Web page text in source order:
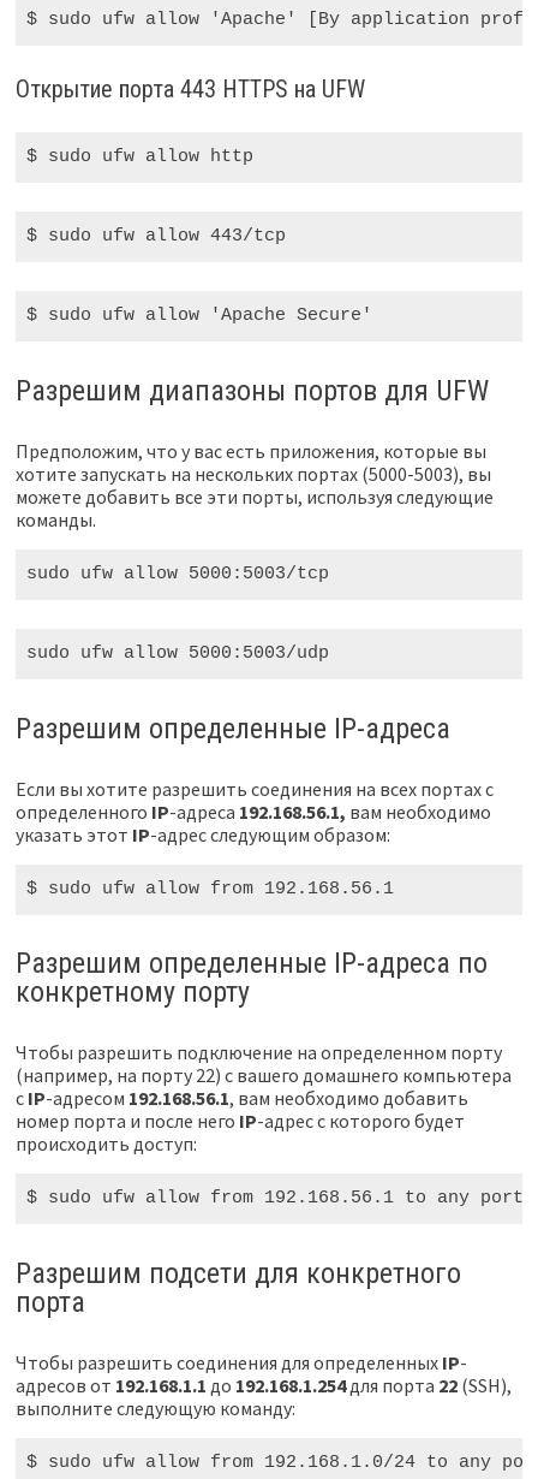
$ sudo ufw allow 'Apache' [By application
Открытие порта 443 HTTPS на UFW
$ sudo ufw allow http
$ sudo ufw allow 443/tcp
$ sudo ufw allow 'Apache Secure'
Разрешим диапазоны портов для UFW
Предположим, что у вас есть приложения, которые вы
хотите запускать на нескольких портах (5000-5003), вы
можете добавить все эти порты, используя следующие
команды.
sudo ufw allow 5000 :5003/tcp
sudo ufw allow 5000 :5003/udp
Разрешим определенные IP-адреса
Если вы хотите разрешить соединения на всех портах с
определенного IP-адреса 192.168.56.1, вам необходимо
указать этот IP-адрес следующим образом:
$ sudo ufw allow from 192 .168.56.1
Разрешим определенные IP-адреса по
конкретному порту
Чтобы разрешить подключение на определенном порту
(например, на порту 22) с вашего домашнего компьютера
с IP-адресом 192.168.56.1, вам необходимо добавить
номер порта и после него IP-адрес с которого будет
происходить доступ:
$ sudo ufw allow from 192 .168.56.1 to any port
Разрешим подсети для конкретного
порта
Чтобы разрешить соединения для определенных IP-
адресов от 192.168.1.1 до 192.168.1.254для порта 22(SSH),
выполните следующую команду:
$ sudo ufw allow from 192 .168.1.0/24 to any